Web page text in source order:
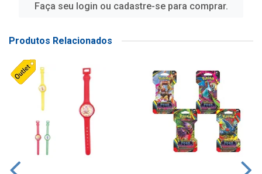
Faça seu login ou cadastre-se para comprar.
Produtos Relacionados